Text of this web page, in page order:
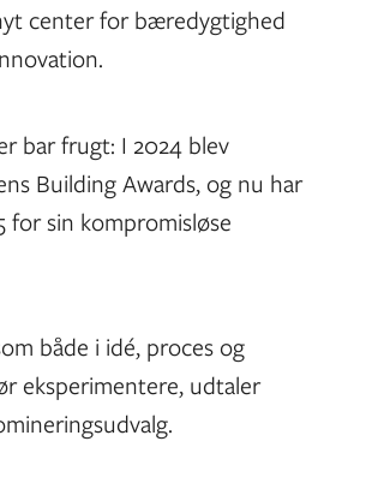
center for bæredygtighed
bar frugt: I 2024 blev
Building Awards, og nu har
for sin kompromisløse
både i idé, proces og
eksperimentere, udtaler